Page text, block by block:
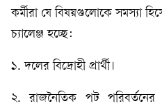
কর্মীরা যে বিষয়গুলোকে সমস্যা
চ্যালেঞ্জ হচ্ছে:
১. দলের বিদ্রোহী প্রার্থী।
২. রাজনৈতিক পট